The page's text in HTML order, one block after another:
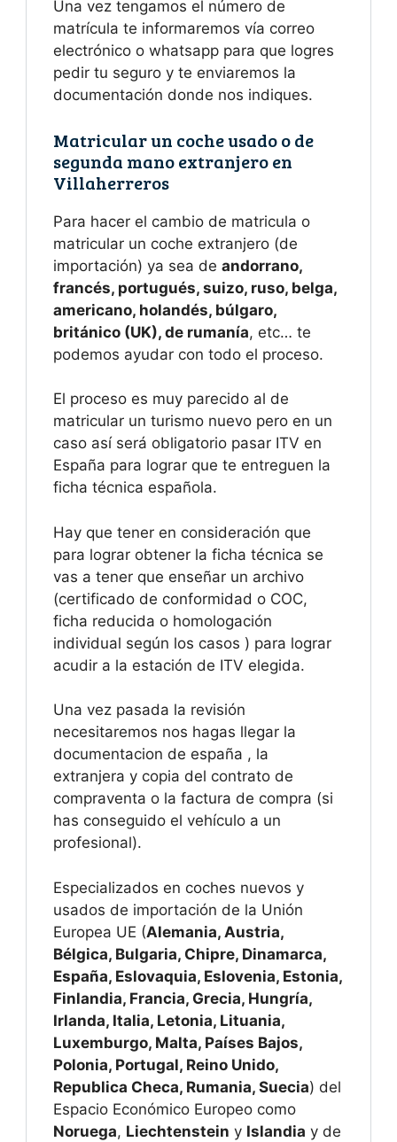
Una vez tengamos el número de
matrícula te informaremos vía correo
electrónico o whatsapp para que logres
pedir tu seguro y te enviaremos la
documentación donde nos indiques.
Matricular un coche usado o de
segunda mano extranjero en
Villaherreros
Para hacer el cambio de matricula o
matricular un coche extranjero (de
importación) ya sea de andorrano,
francés, portugués, suizo, ruso, belga,
americano, holandés, búlgaro,
británico (UK), de rumanía, etc… te
podemos ayudar con todo el proceso.
El proceso es muy parecido al de
matricular un turismo nuevo pero en un
caso así será obligatorio pasar ITV en
España para lograr que te entreguen la
ficha técnica española.
Hay que tener en consideración que
para lograr obtener la ficha técnica se
vas a tener que enseñar un archivo
(certificado de conformidad o COC,
ficha reducida o homologación
individual según los casos ) para lograr
acudir a la estación de ITV elegida.
Una vez pasada la revisión
necesitaremos nos hagas llegar la
documentacion de españa , la
extranjera y copia del contrato de
compraventa o la factura de compra (si
has conseguido el vehículo a un
profesional).
Especializados en coches nuevos y
usados de importación de la Unión
Europea UE (Alemania, Austria,
Bélgica, Bulgaria, Chipre, Dinamarca,
España, Eslovaquia, Eslovenia, Estonia,
Finlandia, Francia, Grecia, Hungría,
Irlanda, Italia, Letonia, Lituania,
Luxemburgo, Malta, Países Bajos,
Polonia, Portugal, Reino Unido,
Republica Checa, Rumania, Suecia) del
Espacio Económico Europeo como
Noruega, Liechtenstein y Islandia y de